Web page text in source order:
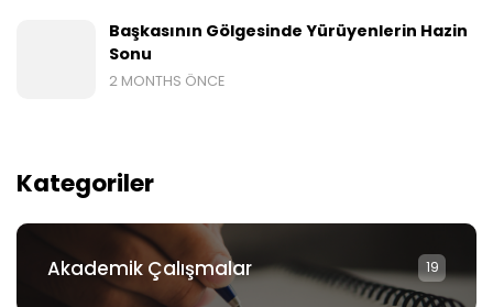
Başkasının Gölgesinde Yürüyenlerin Hazin
Sonu
2 MONTHS ÖNCE
Kategoriler
Akademik Çalışmalar 19